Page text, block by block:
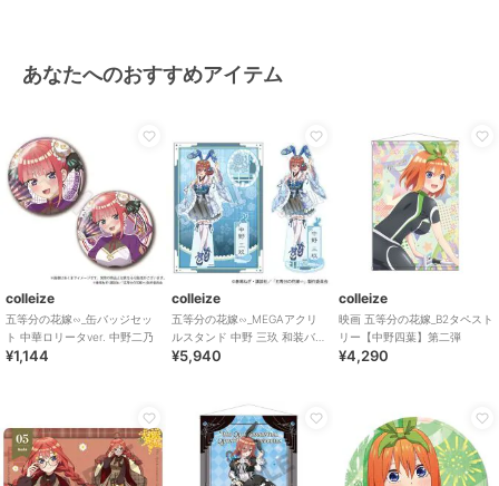
あなたへのおすすめアイテム
colleize
五等分の花嫁∽_缶バッジセッ
ト 中華ロリータver. 中野二乃
¥1,144
colleize
五等分の花嫁∽_MEGAアクリ
ルスタンド 中野 三玖 和装バニ
ーver.
¥5,940
colleize
映画 五等分の花嫁_B2タペスト
リー【中野四葉】第二弾
¥4,290